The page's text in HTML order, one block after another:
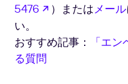
5476
新しいタブで
）またはメール
い。
おすすめ記事：
「エ
る質問